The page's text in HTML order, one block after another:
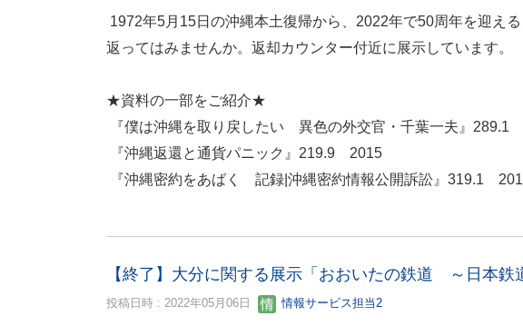
1972年5月15日の沖縄本土復帰から、2022年で50周年を迎え
返ってはみませんか。返却カウンター付近に展示しています。
★資料の一部をご紹介★
『僕は沖縄を取り戻したい 異色の外交官・千葉一夫』289.1
『沖縄返還と通貨パニック』219.9 2015
『沖縄密約をあばく 記録|沖縄密約情報公開訴訟』319.1
【終了】大分に関する展示「おおいたの鉄道 ～日本鉄
投稿日時 : 2022年05月06日 情報サービス担当2